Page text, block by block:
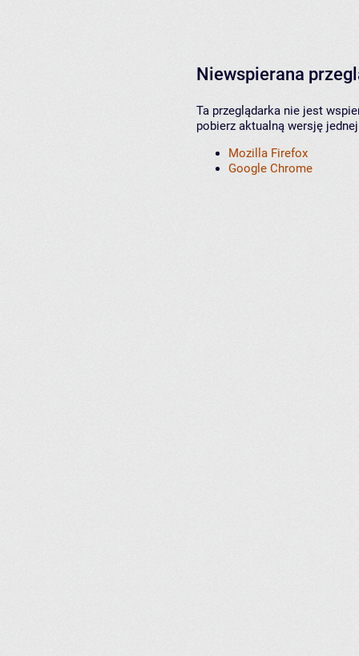
Niewspierana
Ta przeglądarka nie jest
pobierz aktualną wersję
Mozilla Firefox
Google Chrome